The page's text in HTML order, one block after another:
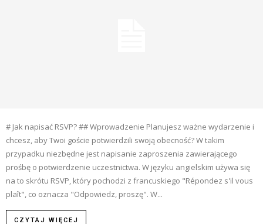
# Jak napisać RSVP? ## Wprowadzenie Planujesz ważne wydarzenie i
chcesz, aby Twoi goście potwierdzili swoją obecność? W takim
przypadku niezbędne jest napisanie zaproszenia zawierającego
prośbę o potwierdzenie uczestnictwa. W języku angielskim używa się
na to skrótu RSVP, który pochodzi z francuskiego "Répondez s'il vous
plaît", co oznacza "Odpowiedz, proszę". W...
CZYTAJ WIĘCEJ